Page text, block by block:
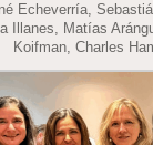
Echeverría,
Illanes, Matías
Koifman, Charles